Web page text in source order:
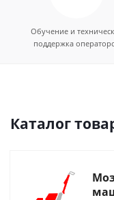
Обучение и
поддержка
Каталог